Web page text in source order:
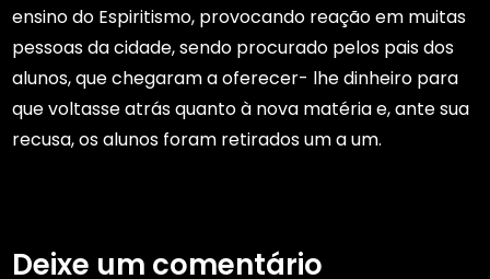
ensino do Espiritismo, provocando reação em muitas
pessoas da cidade, sendo procurado pelos pais dos
alunos, que chegaram a oferecer- lhe dinheiro para
que voltasse atrás quanto à nova matéria e, ante sua
recusa, os alunos foram retirados um a um.
Deixe um comentário